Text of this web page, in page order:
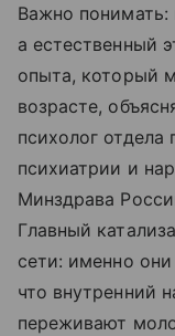
Важно понимать:
а естественный
опыта, который
возрасте,
психолог
психиатрии и
Минздрава
Главный
сети: именно
что внутренний
переживают